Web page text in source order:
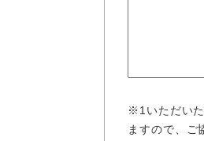
※1いただい
ますので、ご